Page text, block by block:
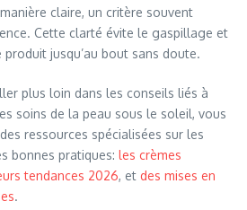
claire, un critère souvent
Cette clarté évite le gaspillage et
jusqu’au bout sans doute.
plus loin dans les conseils liés à
soins de la peau sous le soleil, vous
ressources spécialisées sur les
bonnes pratiques: les crèmes
tendances 2026, et des mises en
.